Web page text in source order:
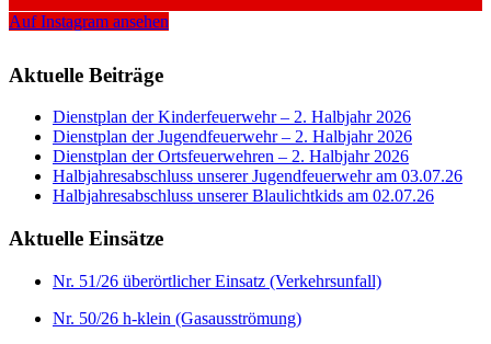
Auf Instagram ansehen
Aktuelle Beiträge
Dienstplan der Kinderfeuerwehr – 2. Halbjahr 2026
Dienstplan der Jugendfeuerwehr – 2. Halbjahr 2026
Dienstplan der Ortsfeuerwehren – 2. Halbjahr 2026
Halbjahresabschluss unserer Jugendfeuerwehr am 03.07.26
Halbjahresabschluss unserer Blaulichtkids am 02.07.26
Aktuelle Einsätze
Nr. 51/26 überörtlicher Einsatz (Verkehrsunfall)
Nr. 50/26 h-klein (Gasausströmung)